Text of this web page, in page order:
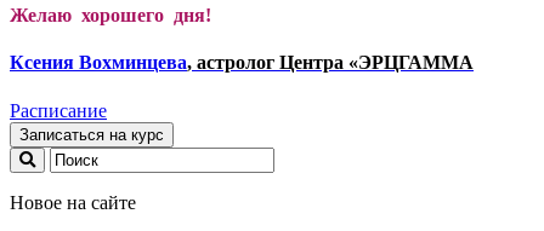
Желаю хорошего дня!
Ксения Вохминцева, астролог Центра «ЭРЦГАММА
Расписание
Записаться на курс
Новое на сайте